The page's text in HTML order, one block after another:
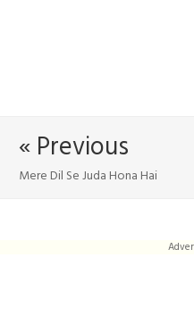
« Previous
Mere Dil Se Juda Hona Hai